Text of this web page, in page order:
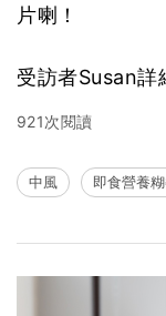
片喇！
受訪者Susan詳
921次閱讀
中風 即食營養